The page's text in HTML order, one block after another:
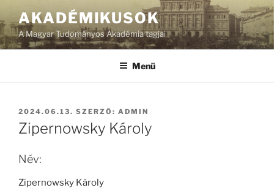
AKADÉMIKUSOK
A Magyar Tudományos Akadémia tagjai
Menü
BEKÜLDVE:
2024.06.13. SZERZŐ: ADMIN
Zipernowsky Károly
Név:
Zipernowsky Károly